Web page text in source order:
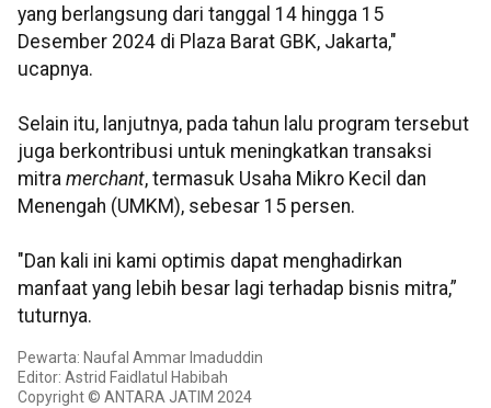
yang berlangsung dari tanggal 14 hingga 15
Desember 2024 di Plaza Barat GBK, Jakarta,"
ucapnya.
Selain itu, lanjutnya, pada tahun lalu program tersebut
juga berkontribusi untuk meningkatkan transaksi
mitra merchant, termasuk Usaha Mikro Kecil dan
Menengah (UMKM), sebesar 15 persen.
"Dan kali ini kami optimis dapat menghadirkan
manfaat yang lebih besar lagi terhadap bisnis mitra,”
tuturnya.
Pewarta: Naufal Ammar Imaduddin
Editor: Astrid Faidlatul Habibah
Copyright © ANTARA JATIM 2024